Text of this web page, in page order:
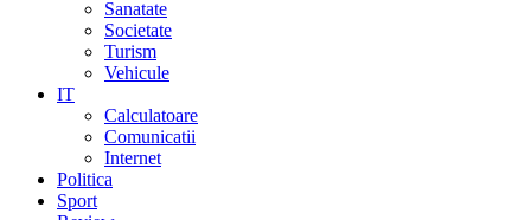
Sanatate
Societate
Turism
Vehicule
IT
Calculatoare
Comunicatii
Internet
Politica
Sport